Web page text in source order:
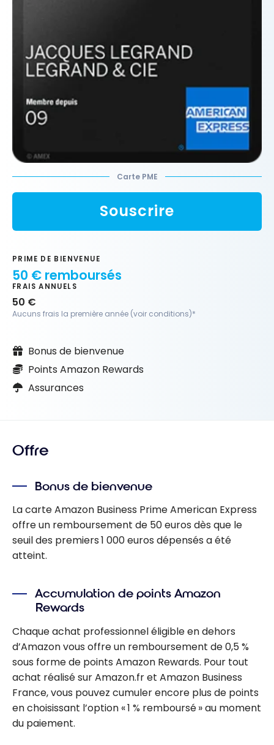
Carte PME
Souscrire
PRIME DE BIENVENUE
50 € remboursés
FRAIS ANNUELS
50 €
Aucuns frais la première année (voir conditions)*
Bonus de bienvenue
Points Amazon Rewards
Assurances
Offre
Bonus de bienvenue
La carte Amazon Business Prime American Express
offre un remboursement de 50 euros dès que le
seuil des premiers 1 000 euros dépensés a été
atteint.
Accumulation de points Amazon
Rewards
Chaque achat professionnel éligible en dehors
d’Amazon vous offre un remboursement de 0,5 %
sous forme de points Amazon Rewards. Pour tout
achat réalisé sur Amazon.fr et Amazon Business
France, vous pouvez cumuler encore plus de points
en choisissant l’option « 1 % remboursé » au moment
du paiement.